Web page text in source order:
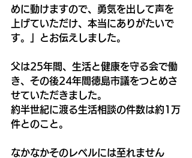
めに動けますので、勇気を出して声を
上げていただけ、本当にありがたいで
す。」とお伝えしました。
父は25年間、生活と健康を守る会で働
き、その後24年間徳島市議をつとめさ
せていただきました。
約半世紀に渡る生活相談の件数は約1万
件とのこと。
なかなかそのレベルには至れません